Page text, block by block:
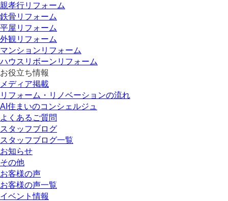
親孝行リフォーム
鉄骨リフォーム
平屋リフォーム
外観リフォーム
マンションリフォーム
ハウスリボーンリフォーム
お役立ち情報
メディア掲載
リフォーム・リノベーションの流れ
AI住まいのコンシェルジュ
よくあるご質問
スタッフブログ
スタッフブログ一覧
お知らせ
その他
お客様の声
お客様の声一覧
イベント情報